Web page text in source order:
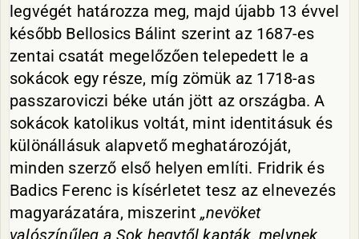
legvégét határozza meg, majd újabb 13 évvel
később Bellosics Bálint szerint az 1687-es
zentai csatát megelőzően telepedett le a
sokácok egy része, míg zömük az 1718-as
passzaroviczi béke után jött az országba. A
sokácok katolikus voltát, mint identitásuk és
különállásuk alapvető meghatározóját,
minden szerző első helyen említi. Fridrik és
Badics Ferenc is kísérletet tesz az elnevezés
magyarázatára, miszerint „nevöket
valószínűleg a Sok hegytől kapták, melynek